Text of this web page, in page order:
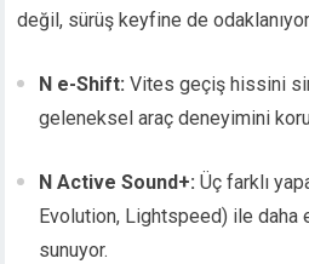
değil, sürüş keyfine de
N e-Shift: Vites geçiş hissini
geleneksel araç deneyimini
N Active Sound+: Üç farklı
Evolution, Lightspeed) ile
sunuyor.